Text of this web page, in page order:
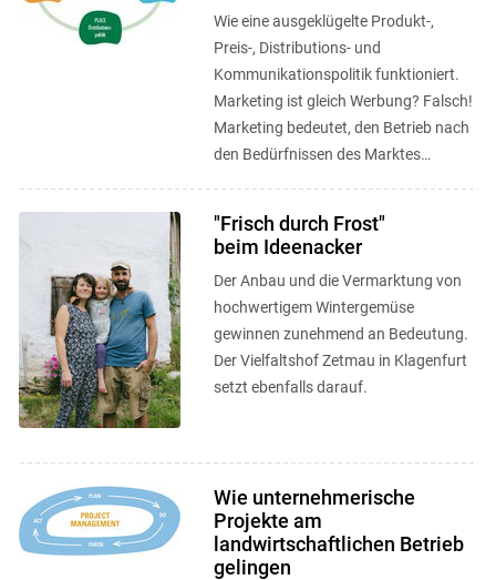
Wie eine ausgeklügelte Produkt-,
Preis-, Distributions- und
Kommunikationspolitik funktioniert.
Marketing ist gleich Werbung? Falsch!
Marketing bedeutet, den Betrieb nach
den Bedürfnissen des Marktes
"Frisch durch Frost"
beim Ideenacker
Der Anbau und die Vermarktung von
hochwertigem Wintergemüse
gewinnen zunehmend an Bedeutung.
Der Vielfaltshof Zetmau in Klagenfurt
setzt ebenfalls darauf.
Wie unternehmerische
Projekte am
landwirtschaftlichen Betrieb
gelingen